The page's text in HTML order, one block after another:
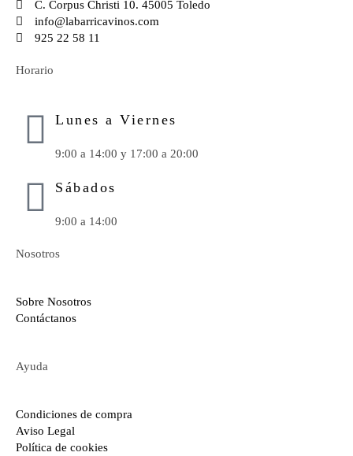
C. Corpus Christi 10. 45005 Toledo
info@labarricavinos.com
925 22 58 11
Horario
Lunes a Viernes
9:00 a 14:00 y 17:00 a 20:00
Sábados
9:00 a 14:00
Nosotros
Sobre Nosotros
Contáctanos
Ayuda
Condiciones de compra
Aviso Legal
Política de cookies